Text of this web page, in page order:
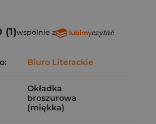
(1)wspólnie z
Biuro Literackie
Okładka
broszurowa
(miękka)